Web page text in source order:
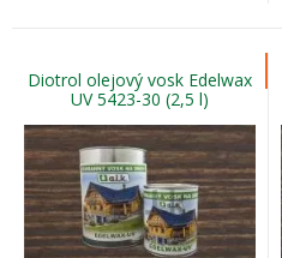
Diotrol olejový vosk Edelwax
UV 5423-30 (2,5 l)